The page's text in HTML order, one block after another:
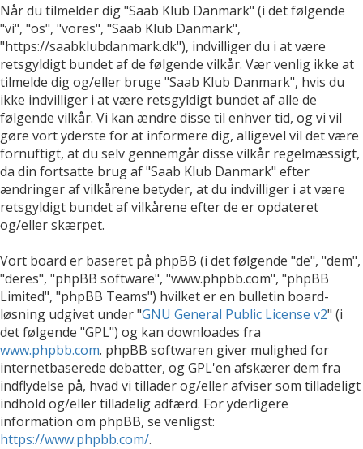
Når du tilmelder dig "Saab Klub Danmark" (i det følgende
"vi", "os", "vores", "Saab Klub Danmark",
"https://saabklubdanmark.dk"), indvilliger du i at være
retsgyldigt bundet af de følgende vilkår. Vær venlig ikke at
tilmelde dig og/eller bruge "Saab Klub Danmark", hvis du
ikke indvilliger i at være retsgyldigt bundet af alle de
følgende vilkår. Vi kan ændre disse til enhver tid, og vi vil
gøre vort yderste for at informere dig, alligevel vil det være
fornuftigt, at du selv gennemgår disse vilkår regelmæssigt,
da din fortsatte brug af "Saab Klub Danmark" efter
ændringer af vilkårene betyder, at du indvilliger i at være
retsgyldigt bundet af vilkårene efter de er opdateret
og/eller skærpet.
Vort board er baseret på phpBB (i det følgende "de", "dem",
"deres", "phpBB software", "www.phpbb.com", "phpBB
Limited", "phpBB Teams") hvilket er en bulletin board-
løsning udgivet under "GNU General Public License v2" (i
det følgende "GPL") og kan downloades fra
www.phpbb.com. phpBB softwaren giver mulighed for
internetbaserede debatter, og GPL'en afskærer dem fra
indflydelse på, hvad vi tillader og/eller afviser som tilladeligt
indhold og/eller tilladelig adfærd. For yderligere
information om phpBB, se venligst:
https://www.phpbb.com/.